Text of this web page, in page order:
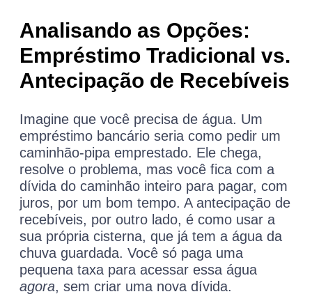
Analisando as Opções:
Empréstimo Tradicional vs.
Antecipação de Recebíveis
Imagine que você precisa de água. Um
empréstimo bancário seria como pedir um
caminhão-pipa emprestado. Ele chega,
resolve o problema, mas você fica com a
dívida do caminhão inteiro para pagar, com
juros, por um bom tempo. A antecipação de
recebíveis, por outro lado, é como usar a
sua própria cisterna, que já tem a água da
chuva guardada. Você só paga uma
pequena taxa para acessar essa água
agora, sem criar uma nova dívida.